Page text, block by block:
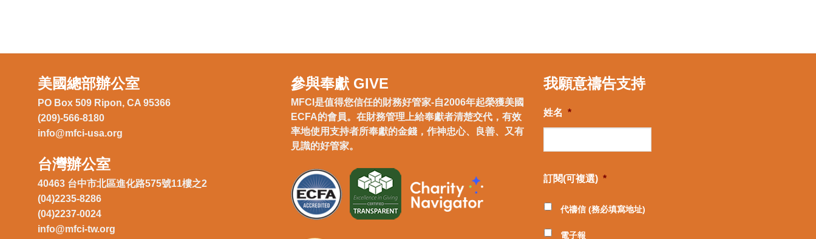
美國總部辦公室
PO Box 509 Ripon, CA 95366
(209)-566-8180
info@mfci-usa.org
台灣辦公室
40463 台中市北區進化路575號11樓之2
(04)2235-8286
(04)2237-0024
info@mfci-tw.org
參與奉獻 GIVE
MFCI是值得您信任的財務好管家-自2006年起榮獲美國
ECFA的會員。在財務管理上給奉獻者清楚交代，有效
率地使用支持者所奉獻的金錢，作神忠心、良善、又有
見識的好管家。
我願意禱告支持
姓名 *
訂閱(可複選) *
代禱信 (務必填寫地址)
電子報